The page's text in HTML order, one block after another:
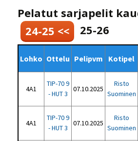
Pelatut sarjapelit
24-25 <<
25-26
Lohko Ottelu Pelipvm Kotipel
4A1
TIP-70 9
- HUT 3
07.10.2025
Risto
Suominen
4A1
TIP-70 9
- HUT 3
07.10.2025
Risto
Suominen